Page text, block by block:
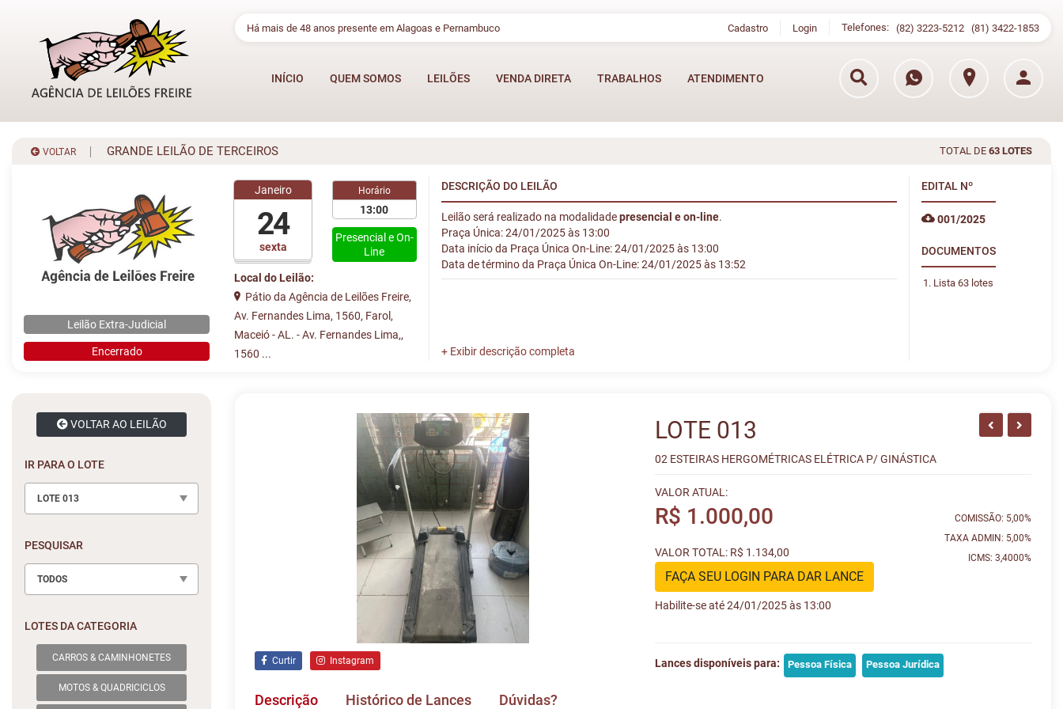
Há mais de 48 anos presente em Alagoas e Pernambuco Cadastro Login Telefones: (82) 3223-5212 (81) 3422-1853
INÍCIO QUEM SOMOS LEILÕES VENDA DIRETA TRABALHOS ATENDIMENTO
VOLTAR GRANDE LEILÃO DE TERCEIROS TOTAL DE 63 LOTES
Leilão Extra-Judicial
Encerrado
sexta
Janeiro
24
Horário
13:00
Presencial e On-
Line
Local do Leilão:
Pátio da Agência de Leilões Freire,
Av. Fernandes Lima, 1560, Farol,
Maceió - AL. - Av. Fernandes Lima,,
1560 ...
DESCRIÇÃO DO LEILÃO
Leilão será realizado na modalidadepresencial e on-line.
Praça Única: 24/01/2025 às 13:00
Data início da Praça Única On-Line: 24/01/2025 às 13:00
Data de término da Praça Única On-Line: 24/01/2025 às 13:52
EDITAL Nº
001/2025
DOCUMENTOS
Lista 63 lotes
VOLTAR AO LEILÃO
IR PARA O LOTE
LOTE 013
PESQUISAR
TODOS
LOTES DA CATEGORIA
CARROS & CAMINHONETES
MOTOS & QUADRICICLOS
Curtir Instagram
LOTE 013
02 ESTEIRAS HERGOMÉTRICAS ELÉTRICA P/ GINÁSTICA
VALOR ATUAL:
R$ 1.000,00
VALOR TOTAL: R$ 1.134,00
FAÇA SEU LOGIN PARA DAR LANCE
Habilite-se até 24/01/2025 às 13:00
COMISSÃO: 5,00%
TAXA ADMIN: 5,00%
ICMS: 3,4000%
Lances disponíveis para: Pessoa Física Pessoa Jurídica
Descrição Histórico de Lances Dúvidas?